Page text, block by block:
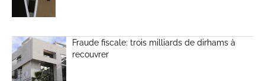
Fraude fiscale: trois milliards de dirhams à
recouvrer